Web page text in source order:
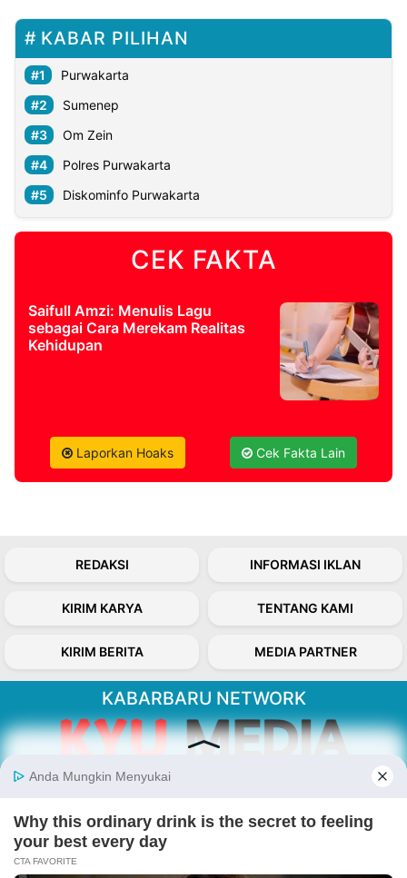
KABAR PILIHAN
Purwakarta
Sumenep
Om Zein
Polres Purwakarta
Diskominfo Purwakarta
CEK FAKTA
Saifull Amzi: Menulis Lagu
sebagai Cara Merekam Realitas
Kehidupan
Laporkan Hoaks Cek Fakta Lain
REDAKSI INFORMASI IKLAN
KIRIM KARYA TENTANG KAMI
KIRIM BERITA MEDIA PARTNER
KABARBARU NETWORK
Kabarbaru.co menyajikan berita aktual dan
inspiratif dari sudut pandang berbaik sangka